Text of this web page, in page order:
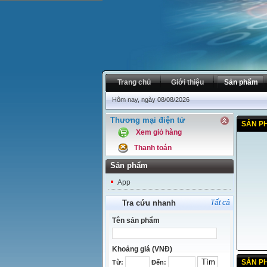
Trang chủ Giới thiệu Sản phẩm
Hôm nay, ngày 08/08/2026
Thương mại điện tử
Xem giỏ hàng
Thanh toán
Sản phẩm
App
Tra cứu nhanh Tất cả
Tên sản phẩm
Khoảng giá (VNĐ)
Từ: Đến:
SẢN
SẢN